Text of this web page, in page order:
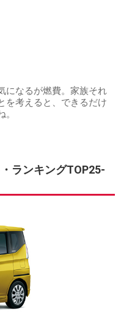
になるが燃費。家族それ
を考えると、できるだけ
ランキングTOP25-